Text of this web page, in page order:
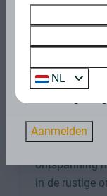
zonder het
vermaak voor
manier om
met familie,
Voor onze
zowel
beschikbaar
ontspanning
in de rustige
een unieke
zaterdag 1 &
Vakantiepark
informeren
woningaanbod
Aanmelden
NL